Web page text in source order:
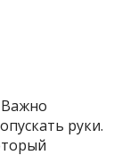
Важно
руки.